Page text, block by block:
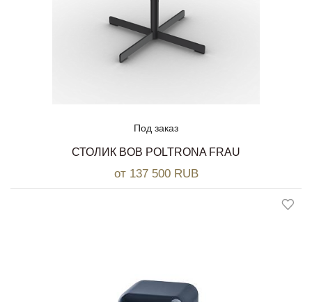
Под заказ
СТОЛИК BOB POLTRONA FRAU
от 137 500 RUB